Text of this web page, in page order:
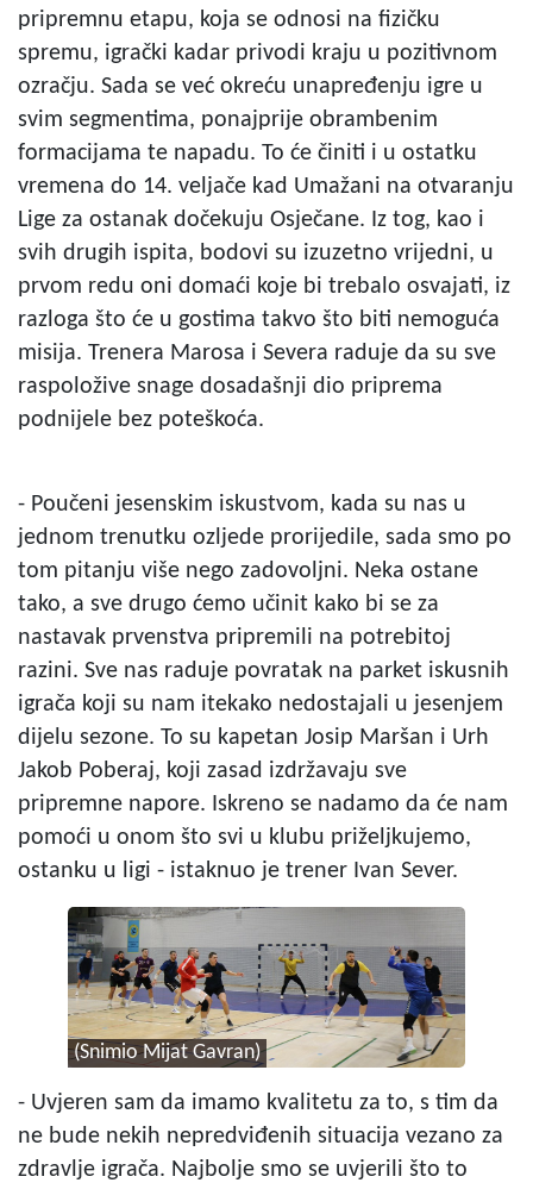
pripremnu etapu, koja se odnosi na fizičku
spremu, igrački kadar privodi kraju u pozitivnom
ozračju. Sada se već okreću unapređenju igre u
svim segmentima, ponajprije obrambenim
formacijama te napadu. To će činiti i u ostatku
vremena do 14. veljače kad Umažani na otvaranju
Lige za ostanak dočekuju Osječane. Iz tog, kao i
svih drugih ispita, bodovi su izuzetno vrijedni, u
prvom redu oni domaći koje bi trebalo osvajati, iz
razloga što će u gostima takvo što biti nemoguća
misija. Trenera Marosa i Severa raduje da su sve
raspoložive snage dosadašnji dio priprema
podnijele bez poteškoća.
- Poučeni jesenskim iskustvom, kada su nas u
jednom trenutku ozljede prorijedile, sada smo po
tom pitanju više nego zadovoljni. Neka ostane
tako, a sve drugo ćemo učinit kako bi se za
nastavak prvenstva pripremili na potrebitoj
razini. Sve nas raduje povratak na parket iskusnih
igrača koji su nam itekako nedostajali u jesenjem
dijelu sezone. To su kapetan Josip Maršan i Urh
Jakob Poberaj, koji zasad izdržavaju sve
pripremne napore. Iskreno se nadamo da će nam
pomoći u onom što svi u klubu priželjkujemo,
ostanku u ligi - istaknuo je trener Ivan Sever.
(Snimio Mijat Gavran)
- Uvjeren sam da imamo kvalitetu za to, s tim da
ne bude nekih nepredviđenih situacija vezano za
zdravlje igrača. Najbolje smo se uvjerili što to